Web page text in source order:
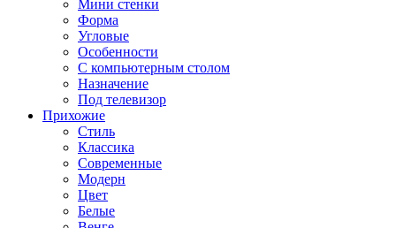
Мини стенки
Форма
Угловые
Особенности
С компьютерным столом
Назначение
Под телевизор
Прихожие
Стиль
Классика
Современные
Модерн
Цвет
Белые